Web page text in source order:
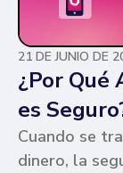
21 DE JUNIO DE
¿Por Qué
es
Cuando se
dinero, la